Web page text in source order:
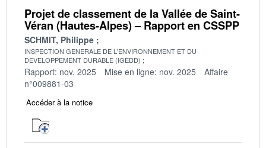
Projet de classement de la Vallée de Saint-
Véran (Hautes-Alpes) – Rapport en CSSPP
SCHMIT, Philippe
INSPECTION GENERALE DE L'ENVIRONNEMENT ET DU
DEVELOPPEMENT DURABLE (IGEDD)
Rapport: nov. 2025 Mise en ligne: nov. 2025
Affaire
n°009881-03
Accéder à la notice